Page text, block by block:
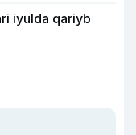
iyulda qariyb